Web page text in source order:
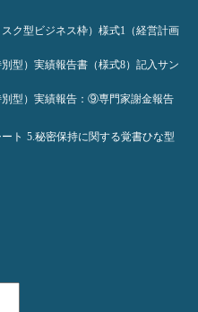
ク型ビジネス枠）様式1（経営計画
型）実績報告書（様式8）記入サン
型）実績報告：⑨専門家謝金報告
ト 5.秘密保持に関する覚書ひな型